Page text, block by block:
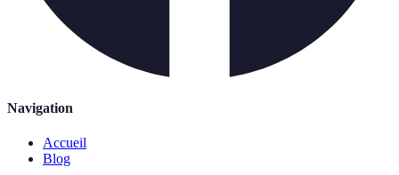
Navigation
Accueil
Blog